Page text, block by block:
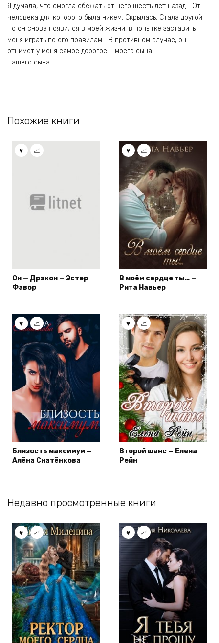
Я думала, что смогла сбежать от него шесть лет назад… От
человека для которого была никем. Скрылась. Стала другой.
Но он снова появился в моей жизни, в попытке заставить
меня играть по его правилам… В противном случае, он
отнимет у меня самое дорогое – моего сына.
Нашего сына.
Похожие книги
Он — Дракон — Эстер
Фавор
В моём сердце ты… —
Рита Навьер
Близость максимум —
Алёна Снатёнкова
Второй шанс — Елена
Рейн
Недавно просмотренные книги